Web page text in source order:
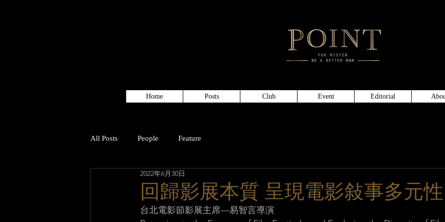
Home Posts Club Event Editorial
All Posts People Feature
回歸影展本質 呈現電影敍事多元性
2022年6月30日
台北電影節影展主席—易智言導演